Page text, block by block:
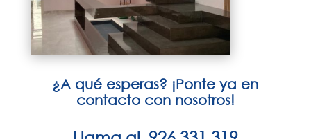
¿A qué esperas? ¡Ponte ya en
contacto con nosotros!